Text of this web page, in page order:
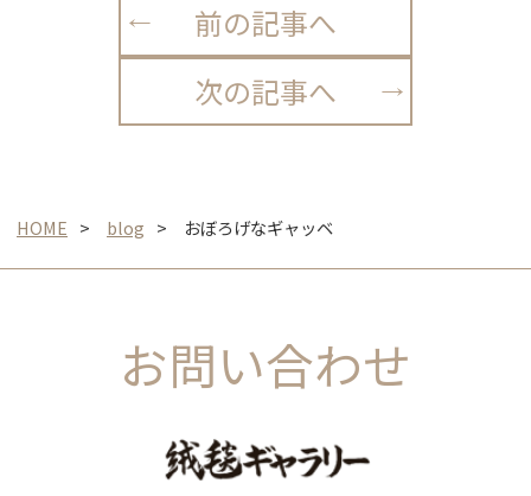
前の記事へ
次の記事へ
HOME blog おぼろげなギャッベ
お問い合わせ